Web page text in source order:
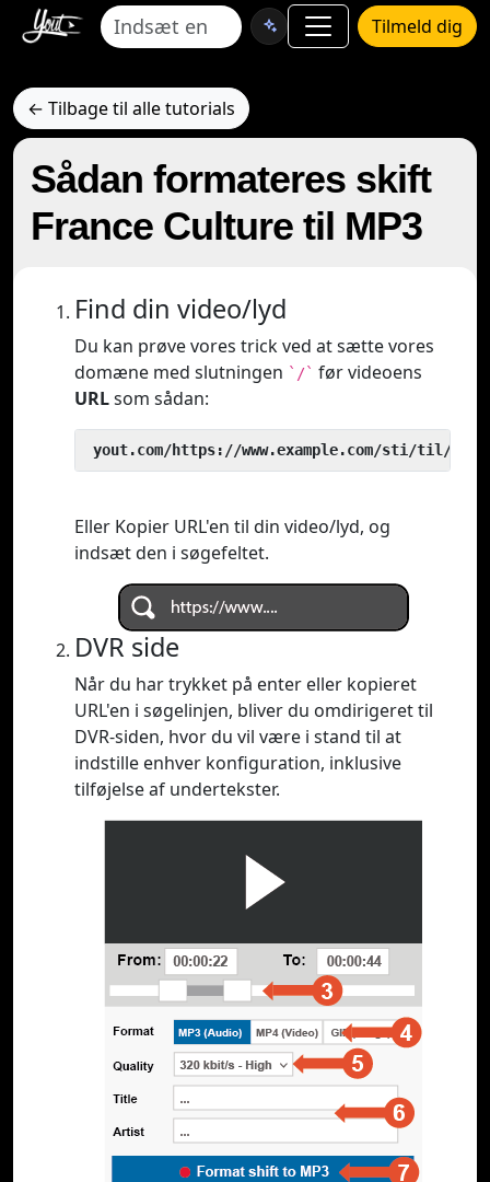
Tilmeld dig
← Tilbage til alle tutorials
Sådan formateres skift
France Culture til MP3
Find din video/lyd
Du kan prøve vores trick ved at sætte vores
domæne med slutningen `/` før videoens
URLsom sådan:
yout.com/https://www.example.com/sti/til/
Eller Kopier URL'en til din video/lyd, og
indsæt den i søgefeltet.
DVR side
Når du har trykket på enter eller kopieret
URL'en i søgelinjen, bliver du omdirigeret til
DVR-siden, hvor du vil være i stand til at
indstille enhver konfiguration, inklusive
tilføjelse af undertekster.